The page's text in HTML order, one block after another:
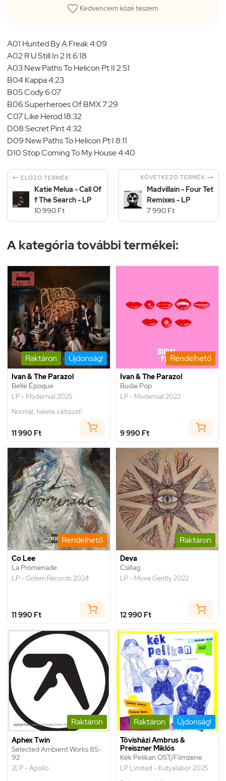
Kedvenceim közé teszem
A01 Hunted By A Freak 4:09
A02 R U Still In 2 It 6:18
A03 New Paths To Helicon Pt II 2:51
B04 Kappa 4:23
B05 Cody 6:07
B06 Superheroes Of BMX 7:29
C07 Like Herod 18:32
D08 Secret Pint 4:32
D09 New Paths To Helicon Pt I 8:11
D10 Stop Coming To My House 4:40
 ELŐZŐ TERMÉK
Katie Melua - Call Of
f The Search - LP
10 990 Ft
KÖVETKEZŐ TERMÉK 
Madvillain - Four Tet
Remixes - LP
7 990 Ft
A kategória további termékei:
Raktáron Újdonság!
Ivan & The Parazol
Belle Époque
LP - Modernial 2025
Normál, fekete változat!
11 990 Ft
Rendelhető
Ivan & The Parazol
Budai Pop
LP - Modernial 2022
9 990 Ft
Rendelhető
Co Lee
La Promenade
LP - Golem Records 2024
11 990 Ft
Raktáron
Deva
Csillag
LP - Move Gently 2022
12 990 Ft
Raktáron
Aphex Twin
Selected Ambient Works 85-
92
2LP - Apollo
Raktáron Újdonság!
Tövisházi Ambrus &
Preiszner Miklós
Kék Pelikan OST/Filmzene
LP Limited - Kutyalabor 2025